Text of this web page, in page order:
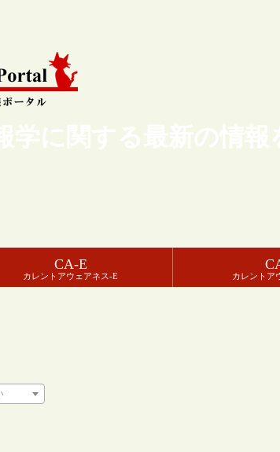
学に関する最新の情
CA-E
カレントアウェアネス-E カレントア